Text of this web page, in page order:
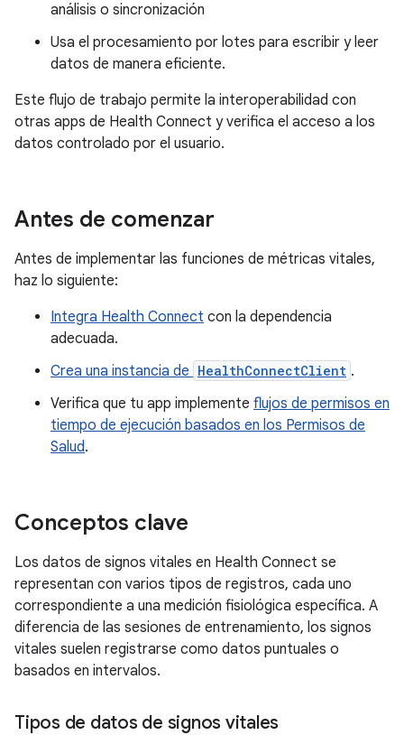
análisis o sincronización
Usa el procesamiento por lotes para escribir y leer
datos de manera eficiente.
Este flujo de trabajo permite la interoperabilidad con
otras apps de Health Connect y verifica el acceso a los
datos controlado por el usuario.
Antes de comenzar
Antes de implementar las funciones de métricas vitales,
haz lo siguiente:
Integra Health Connect con la dependencia
adecuada.
Crea una instancia de HealthConnectClient .
Verifica que tu app implemente flujos de permisos en
tiempo de ejecución basados en los Permisos de
Salud.
Conceptos clave
Los datos de signos vitales en Health Connect se
representan con varios tipos de registros, cada uno
correspondiente a una medición fisiológica específica. A
diferencia de las sesiones de entrenamiento, los signos
vitales suelen registrarse como datos puntuales o
basados en intervalos.
Tipos de datos de signos vitales